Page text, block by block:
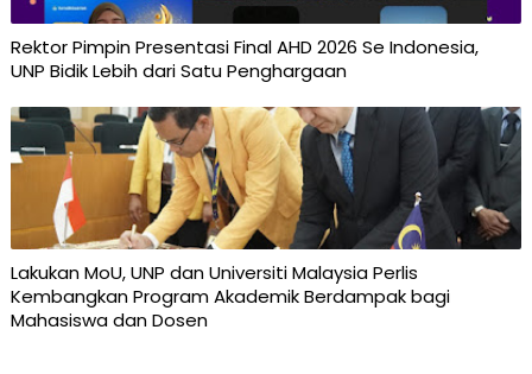
Rektor Pimpin Presentasi Final AHD 2026 Se Indonesia,
UNP Bidik Lebih dari Satu Penghargaan
Lakukan MoU, UNP dan Universiti Malaysia Perlis
Kembangkan Program Akademik Berdampak bagi
Mahasiswa dan Dosen